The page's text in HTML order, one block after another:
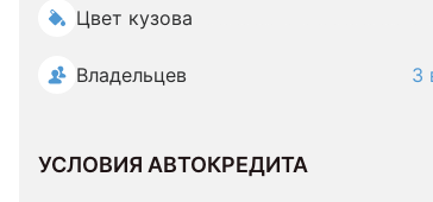
Цвет кузова
Владельцев 3
УСЛОВИЯ АВТОКРЕДИТА